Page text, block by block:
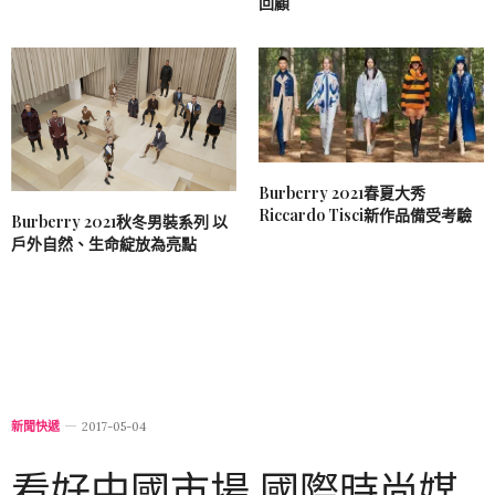
Burberry 2021秋冬男裝系列 以
戶外自然、生命綻放為亮點
Burberry 2021春夏大秀
Riccardo Tisci新作品備受考驗
新聞快遞 2017-05-04